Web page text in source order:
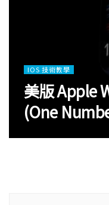
IOS 技術教學
美版 Apple
(One